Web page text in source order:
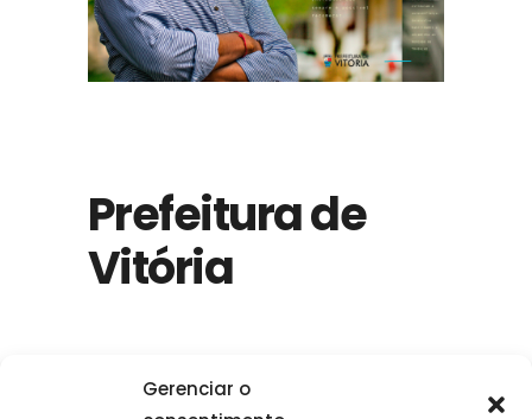
Gerenciar o
Prefeitura de
Vitória